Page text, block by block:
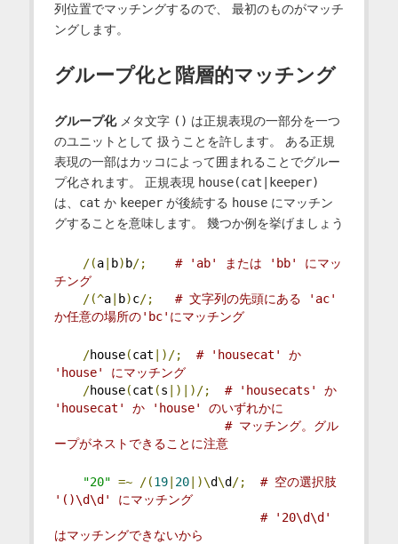
列位置でマッチングするので、 最初のものがマッチ
ングします。
グループ化と階層的マッチング
グループ化メタ文字 () は正規表現の一部分を一つ
のユニットとして 扱うことを許します。 ある正規
表現の一部はカッコによって囲まれることでグルー
プ化されます。 正規表現 house(cat|keeper)
は、 cat か keeperが後続する houseにマッチン
グすることを意味します。 幾つか例を挙げましょう
/(a| b) b/;
# 'ab' または 'bb' にマッ
チング
/(^a| b)c/;
# 文字列の先頭にある 'ac'
か任意の場所の'bc'にマッチング
/house(cat |)/;
# 'housecat' か
'house' にマッチング
/house(cat (s |)|)/;
# 'housecats' か
'housecat' か 'house' のいずれかに
# マッチング。グル
ープがネストできることに注意
"20" =~ /(19| 20|)\d\d /;
# 空の選択肢
'()\d\d' にマッチング
# '20\d\d'
はマッチングできないから